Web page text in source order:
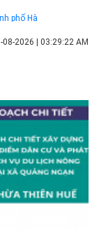
phố Hà
SINH ĐẠI
08-2026 03:29:22 AM